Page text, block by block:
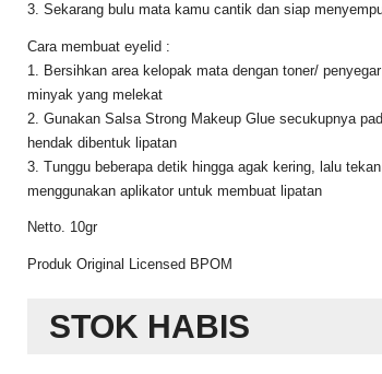
3. Sekarang bulu mata kamu cantik dan siap
Cara membuat eyelid :
1. Bersihkan area kelopak mata dengan toner/
minyak yang melekat
2. Gunakan Salsa Strong Makeup Glue secukupnya
hendak dibentuk lipatan
3. Tunggu beberapa detik hingga agak kering, lalu
menggunakan aplikator untuk membuat lipatan
Netto. 10gr
Produk Original Licensed BPOM
STOK HABIS